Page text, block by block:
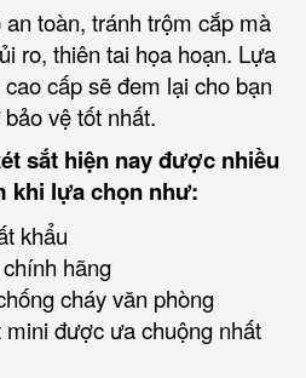
toàn, tránh trộm cắp mà
ro, thiên tai họa hoạn. Lựa
cấp sẽ đem lại cho bạn
vệ tốt nhất.
sắt hiện nay được nhiều
khi lựa chọn như:
khẩu
hãng
cháy văn phòng
được ưa chuộng nhất